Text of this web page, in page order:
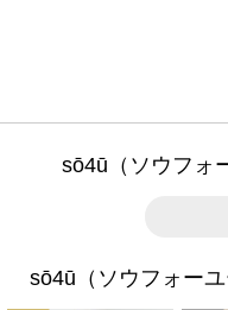
sō4ū（ソウフォ
sō4ū（ソウフォー